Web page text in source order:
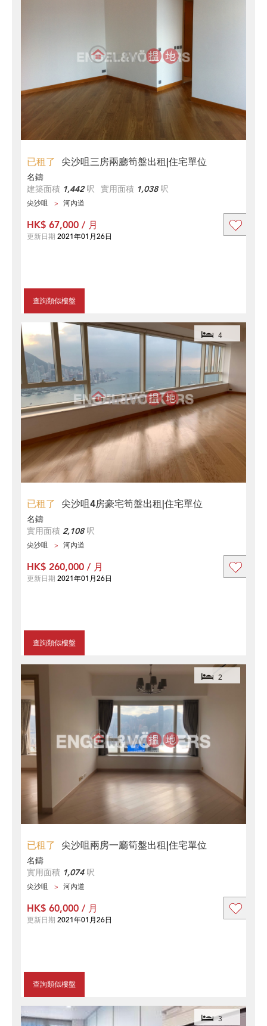
已租了 尖沙咀三房兩廳筍盤出租|住宅單位
名鑄
建築面積 1,442呎 實用面積 1,038呎
尖沙咀 河內道
查詢類似樓盤
HK$ 67,000 / 月
更新日期 2021年01月26日
已租了 尖沙咀4房豪宅筍盤出租|住宅單位
4
名鑄
實用面積 2,108呎
尖沙咀 河內道
查詢類似樓盤
HK$ 260,000 / 月
更新日期 2021年01月26日
已租了 尖沙咀兩房一廳筍盤出租|住宅單位
2
名鑄
實用面積 1,074呎
尖沙咀 河內道
查詢類似樓盤
HK$ 60,000 / 月
更新日期 2021年01月26日
3